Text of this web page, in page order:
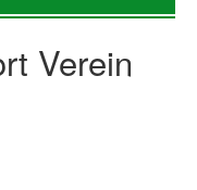
Verein